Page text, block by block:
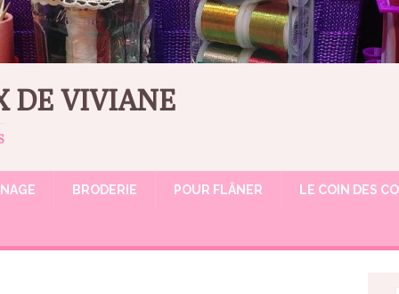
DE VIVIANE
BRODERIE POUR FLÂNER LE COIN DES